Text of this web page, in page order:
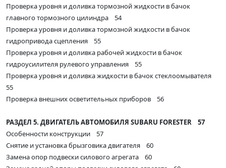
Проверка уровня и доливка тормозной жидкости в бачок
главного тормозного цилиндра 54
Проверка уровня и доливка тормозной жидкости в бачок
гидропривода сцепления 55
Проверка уровня и доливка рабочей жидкости в бачок
гидроусилителя рулевого управления 55
Проверка уровня и доливка жидкости в бачок стеклоомывателя
55
Проверка внешних осветительных приборов 56
РАЗДЕЛ 5. ДВИГАТЕЛЬ АВТОМОБИЛЯ SUBARU FORESTER 57
Особенности конструкции 57
Снятие и установка брызговика двигателя 60
Замена опор подвески силового агрегата 60